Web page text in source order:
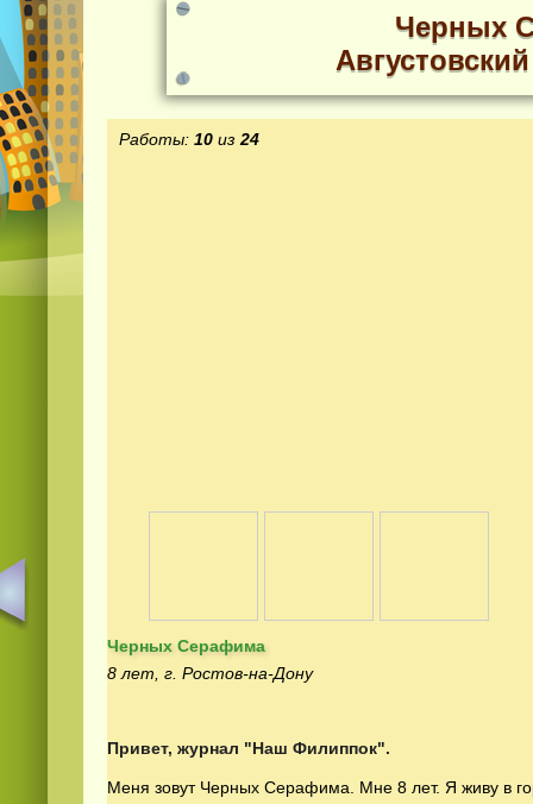
Черных
Работы: 10 из 24
Черных Серафима
8 лет, г. Ростов-на-Дону
Привет, журнал "Наш Филиппок".
Меня зовут Черных Серафима. Мне 8 лет. Я живу в